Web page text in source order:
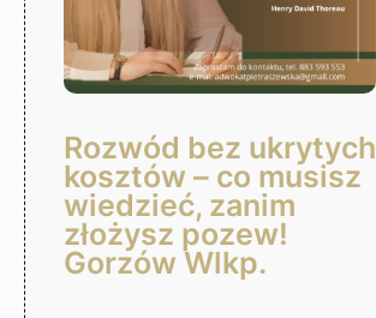
Rozwód bez ukrytych
kosztów – co musisz
wiedzieć, zanim
złożysz pozew!
Gorzów Wlkp.